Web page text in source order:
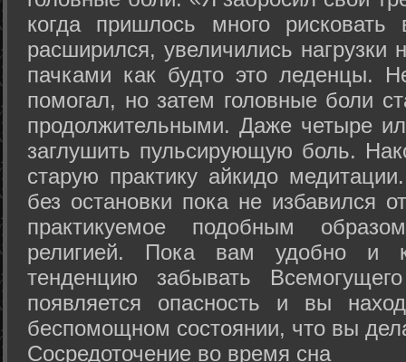
когда пришлось много
расширился, увеличились нагрузки
пачками как будто это леденцы.
помогал, но затем головные боли
продолжительными. Даже четыре
заглушить пульсирующую боль.
старую практику айкидо
без остановки пока не избавился
практикуемое подобным
религией. Пока вам удобно и
тенденцию забывать
появляется опасность и вы
беспомощном состоянии, что вы
Сосредоточение во время сна